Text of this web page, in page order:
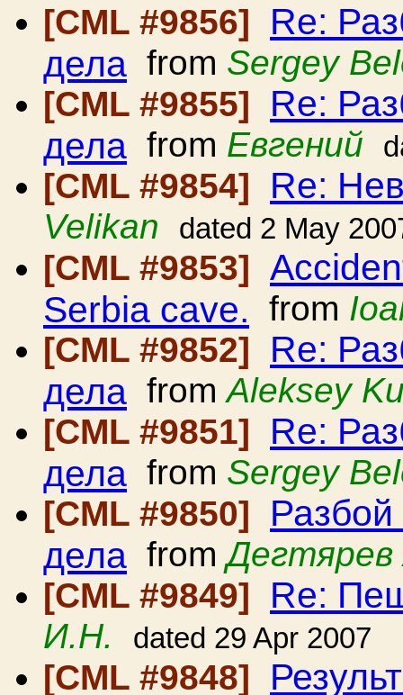
[CML #9856] Re:
дела from Sergey
[CML #9855]
Re:
дела from Евгений
[CML #9854] Re:
Velikan dated 2 May
[CML #9853]
Serbia cave. from
[CML #9852]
Re:
дела fromAleksey
[CML #9851]
Re:
дела from Sergey
[CML #9850]
дела fromДегтярев
[CML #9849]
Re:
И.Н. dated 29 Apr 2007
[CML #9848]